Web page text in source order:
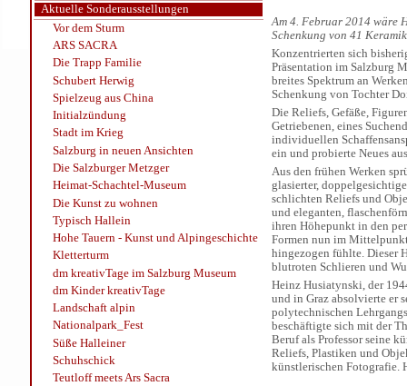
Aktuelle Sonderausstellungen
Vor dem Sturm
ARS SACRA
Die Trapp Familie
Schubert Herwig
Spielzeug aus China
Initialzündung
Stadt im Krieg
Salzburg in neuen Ansichten
Die Salzburger Metzger
Heimat-Schachtel-Museum
Die Kunst zu wohnen
Typisch Hallein
Hohe Tauern - Kunst und Alpingeschichte
Kletterturm
dm kreativTage im Salzburg Museum
dm Kinder kreativTage
Landschaft alpin
Nationalpark_Fest
Süße Halleiner
Schuhschick
Teutloff meets Ars Sacra
Am 4. Februar 2014 wäre
Schenkung von 41
Konzentrierten sich
Präsentation im Salzburg
breites Spektrum an
Schenkung von Tochter
Die Reliefs, Gefäße,
Getriebenen, eines
individuellen
ein und probierte Neues
Aus den frühen Werken
glasierter,
schlichten Reliefs und
und eleganten,
ihren Höhepunkt in den
Formen nun im
hingezogen fühlte. Dieser
blutroten Schlieren und
Heinz Husiatynski, der
und in Graz absolvierte er
polytechnischen
beschäftigte sich mit der
Beruf als Professor seine
Reliefs, Plastiken und
künstlerischen Fotografie.